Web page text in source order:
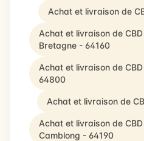
Achat et livraison de
Achat et livraison de
Bretagne - 64160
Achat et livraison de
64800
Achat et livraison de
Achat et livraison de
Camblong - 64190